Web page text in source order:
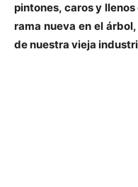
pintones, caros y
rama nueva en el
de nuestra vieja